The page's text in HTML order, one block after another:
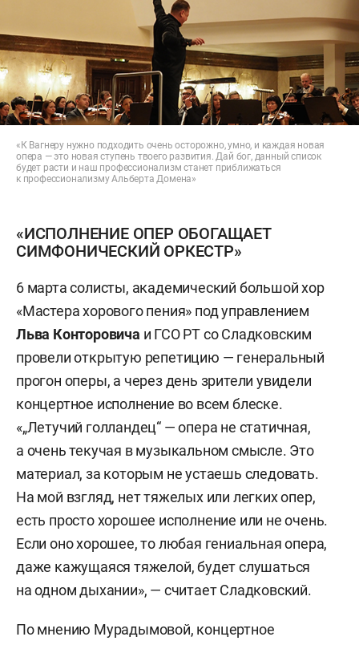
«К Вагнеру нужно подходить очень осторожно, умно, и каждая новая
опера — это новая ступень твоего развития. Дай бог, данный список
будет расти и наш профессионализм станет приближаться
к профессионализму Альберта Домена»
«ИСПОЛНЕНИЕ ОПЕР ОБОГАЩАЕТ
СИМФОНИЧЕСКИЙ ОРКЕСТР»
6 марта солисты, академический большой хор
«Мастера хорового пения» под управлением
Льва Конторовича и ГСО РТ со Сладковским
провели открытую репетицию — генеральный
прогон оперы, а через день зрители увидели
концертное исполнение во всем блеске.
«„Летучий голландец“ — опера не статичная,
а очень текучая в музыкальном смысле. Это
материал, за которым не устаешь следовать.
На мой взгляд, нет тяжелых или легких опер,
есть просто хорошее исполнение или не очень.
Если оно хорошее, то любая гениальная опера,
даже кажущаяся тяжелой, будет слушаться
на одном дыхании», — считает Сладковский.
По мнению Мурадымовой, концертное